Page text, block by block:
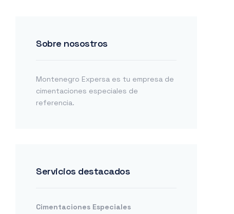
Sobre nosostros
Montenegro Expersa es tu empresa de
cimentaciones especiales de
referencia.
Servicios destacados
Cimentaciones Especiales